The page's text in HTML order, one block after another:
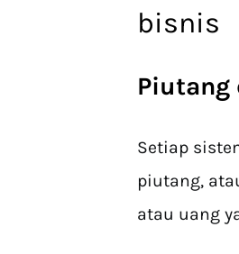
bisnis
Piutang
Setiap
piutang,
atau uang